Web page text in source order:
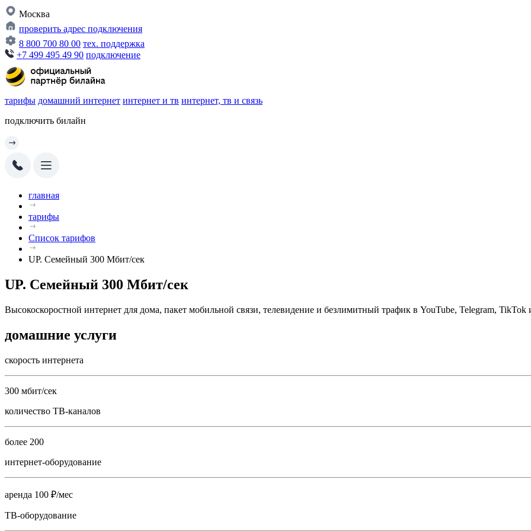
Москва
проверить адрес подключения
8 800 700 80 00 тех. поддержка
+7 499 495 49 90 подключение
тарифы домашний интернет интернет и тв интернет, тв и связь
подключить билайн
главная
тарифы
Список тарифов
UP. Семейный 300 Мбит/сек
UP. Семейный 300 Мбит/сек
Высокоскоростной интернет для дома, пакет мобильной связи, телевидение и безлимитный трафик в YouTube, Telegram,
домашние услуги
скорость интернета
300 мбит/сек
количество ТВ-каналов
более 200
интернет-оборудование
аренда 100 ₽/мес
ТВ-оборудование